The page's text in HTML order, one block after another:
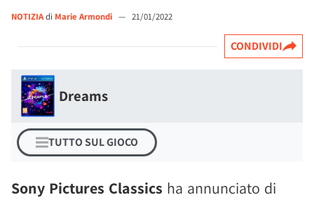
NOTIZIAdi Marie Armondi — 21/01/2022
CONDIVIDI
Dreams
TUTTO SUL GIOCO
Sony Pictures Classics ha annunciato di